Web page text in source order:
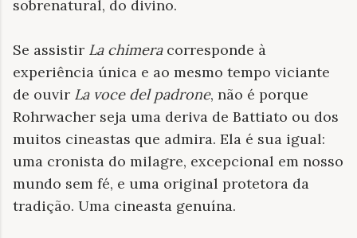
sobrenatural, do divino.
Se assistir La chimeracorresponde à
experiência única e ao mesmo tempo viciante
de ouvir La voce del padrone, não é porque
Rohrwacher seja uma deriva de Battiato ou dos
muitos cineastas que admira. Ela é sua igual:
uma cronista do milagre, excepcional em nosso
mundo sem fé, e uma original protetora da
tradição. Uma cineasta genuína.